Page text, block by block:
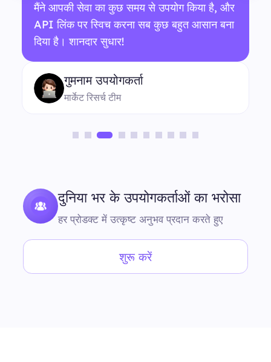
मैंने आपकी सेवा का कुछ समय से उपयोग किया है, और
API लिंक पर स्विच करना सब कुछ बहुत आसान बना
दिया है। शानदार सुधार!
गुमनाम उपयोगकर्ता
मार्केट रिसर्च टीम
दुनिया भर के उपयोगकर्ताओं का भरोसा
हर प्रोडक्ट में उत्कृष्ट अनुभव प्रदान करते हुए
शुरू करें